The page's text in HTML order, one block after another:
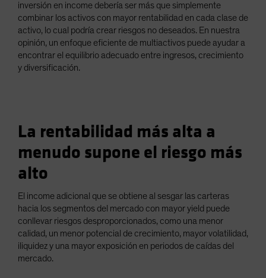
inversión en income debería ser más que simplemente
combinar los activos con mayor rentabilidad en cada clase de
activo, lo cual podría crear riesgos no deseados. En nuestra
opinión, un enfoque eficiente de multiactivos puede ayudar a
encontrar el equilibrio adecuado entre ingresos, crecimiento
y diversificación.
La rentabilidad más alta a
menudo supone el riesgo más
alto
El income adicional que se obtiene al sesgar las carteras
hacia los segmentos del mercado con mayor yield puede
conllevar riesgos desproporcionados, como una menor
calidad, un menor potencial de crecimiento, mayor volatilidad,
iliquidez y una mayor exposición en periodos de caídas del
mercado.